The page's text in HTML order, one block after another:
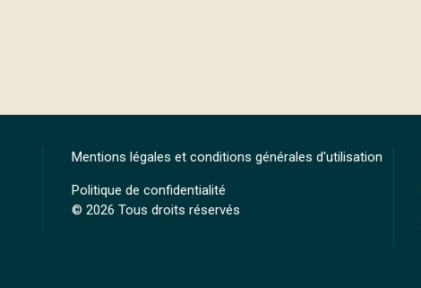
Mentions légales et conditions générales d'utilisation
Politique de confidentialité
© 2026 Tous droits réservés